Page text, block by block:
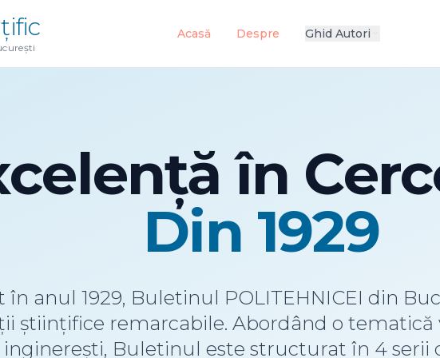
Acasă Despre Ghid Autori
în
Din 1929
în anul 1929, Buletinul POLITEHNICEI din
științifice remarcabile. Abordând o tematică
inginerești, Buletinul este structurat în 4 serii